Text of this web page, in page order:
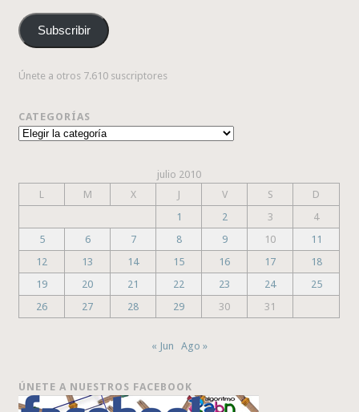
correo
electrónico
Subscribir
Únete a otros 7.610 suscriptores
CATEGORÍAS
Categorías
julio 2010
L
M X J V S
D
1
2 3
4
5
6 7 8 9 10
11
12
13 14 15 16 17
18
19
20 21 22 23 24
25
26
27 28 29 30 31
« Jun Ago »
ÚNETE A NUESTROS FACEBOOK